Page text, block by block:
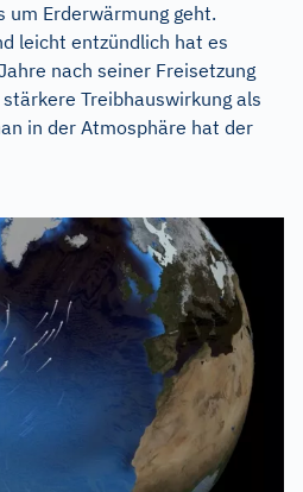
um Erderwärmung geht.
leicht entzündlich hat es
nach seiner Freisetzung
Treibhauswirkung als
in der Atmosphäre hat der